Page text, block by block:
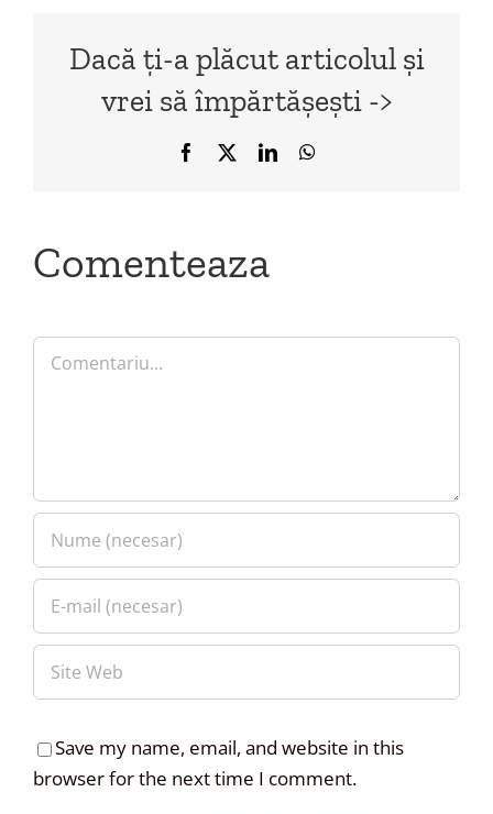
Dacă ți-a plăcut articolul și
vrei să împărtășești ->
Facebook LinkedInWhatsApp
Comenteaza
Comment
Save my name, email, and website in this
browser for the next time I comment.